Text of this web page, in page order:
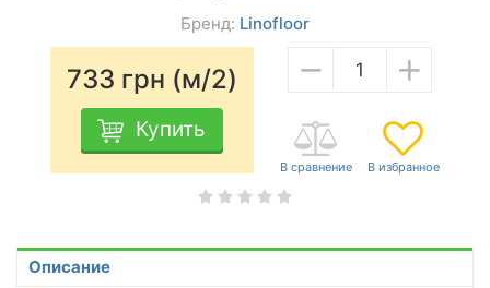
Бренд: Linofloor
733 грн (м/2)
Купить
− +
Описание